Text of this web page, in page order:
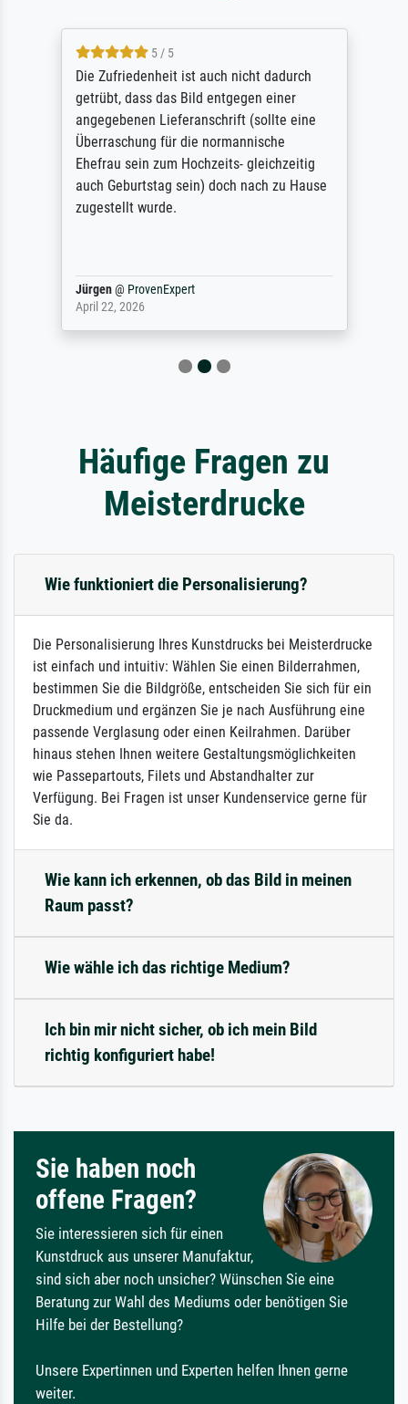
5 / 5
Die Zufriedenheit ist auch nicht dadurch
getrübt, dass das Bild entgegen einer
angegebenen Lieferanschrift (sollte eine
Überraschung für die normannische
Ehefrau sein zum Hochzeits- gleichzeitig
auch Geburtstag sein) doch nach zu Hause
zugestellt wurde.
Jürgen@ ProvenExpert
April 22, 2026
Häufige Fragen zu
Meisterdrucke
Wie funktioniert die Personalisierung?
Die Personalisierung Ihres Kunstdrucks bei Meisterdrucke
ist einfach und intuitiv: Wählen Sie einen Bilderrahmen,
bestimmen Sie die Bildgröße, entscheiden Sie sich für ein
Druckmedium und ergänzen Sie je nach Ausführung eine
passende Verglasung oder einen Keilrahmen. Darüber
hinaus stehen Ihnen weitere Gestaltungsmöglichkeiten
wie Passepartouts, Filets und Abstandhalter zur
Verfügung. Bei Fragen ist unser Kundenservice gerne für
Sie da.
Wie kann ich erkennen, ob das Bild in meinen
Raum passt?
Wie wähle ich das richtige Medium?
Ich bin mir nicht sicher, ob ich mein Bild
richtig konfiguriert habe!
Sie haben noch
offene Fragen?
Sie interessieren sich für einen
Kunstdruck aus unserer Manufaktur,
sind sich aber noch unsicher? Wünschen Sie eine
Beratung zur Wahl des Mediums oder benötigen Sie
Hilfe bei der Bestellung?
Unsere Expertinnen und Experten helfen Ihnen gerne
weiter.